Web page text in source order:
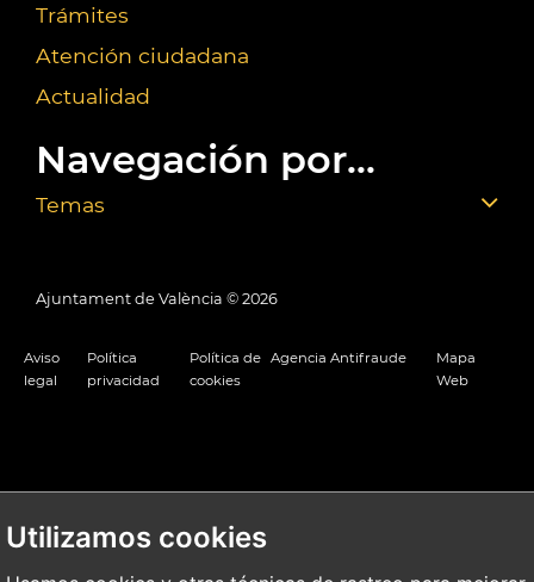
Utilizamos cookies
Trámites
Atención ciudadana
Actualidad
Navegación por...
Temas
Ajuntament de València © 2026
Aviso
legal
Política
privacidad
Política de
cookies
Agencia Antifraude
Mapa
Web